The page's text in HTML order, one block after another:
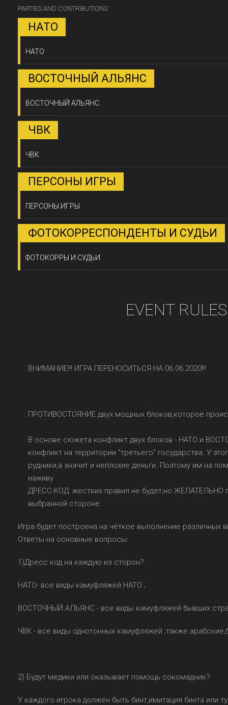
PARTIES AND CONTRIBUTIONS :
НАТО
НАТО
ВОСТОЧНЫЙ АЛЬЯНС
ВОСТОЧНЫЙ АЛЬЯНС
ЧВК
ЧВК
ПЕРСОНЫ ИГРЫ
ПЕРСОНЫ ИГРЫ
ФОТОКОРРЕСПОНДЕНТЫ И СУДЬИ
ФОТОКОРРЫ И СУДЬИ
EVENT
ВНИМАНИЕ!!! ИГРА ПЕРЕНОСИТЬСЯ НА 06.06.2020!!!
ПРОТИВОСТОЯНИЕ двух мощных блоков,которое
В основе сюжета конфликт двух блоков - НАТО и
конфликт на территории "третьего" государства. У
рудники,а значит и неплохие деньги. Поэтому им на
наживу
ДРЕСС-КОД: жестких правил не будет,но ЖЕЛАТЕЛЬНО
выбранной стороне.
Игра будет построена на чёткое выполнение различных
Ответы на основные вопросы:
1)Дресс код на каждую из сторон?
НАТО- все виды камуфляжей НАТО ;
ВОСТОЧНЫЙ АЛЬЯНС - все виды камуфляжей бывших
ЧВК - все виды однотонных камуфляжей ,также
2) Будут медики или оказывает помощь сокомадник?
У каждого игрока должен быть бинт,имитация бинта